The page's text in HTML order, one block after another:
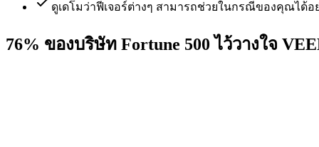
ดูเดโมว่าฟีเจอร์ต่างๆ สามารถช่วยในกรณีของคุณได้อ
76% ของบริษัท Fortune 500 ไว้วางใจ